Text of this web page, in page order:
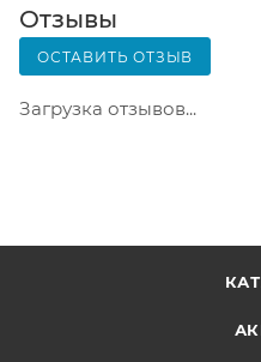
Вскрывать коробку
только после оплаты
содержать не больше
не должна превышать
Отзывы
ОСТАВИТЬ ОТЗЫВ
Загрузка отзывов...